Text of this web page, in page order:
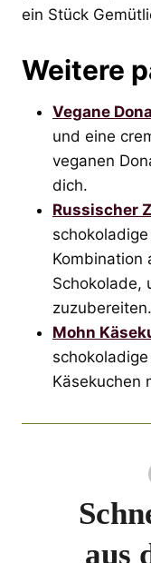
ein Stück
Weitere
Vegane
und eine
veganen
dich.
Russischer
Kombination
Schokolade,
zuzubereiten.
Mohn
Käsekuchen
aus